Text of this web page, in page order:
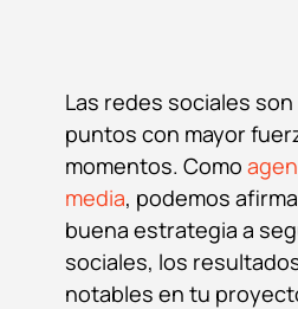
Las redes sociales
puntos con mayor
momentos. Como
media, podemos
buena estrategia a
sociales, los
notables en tu